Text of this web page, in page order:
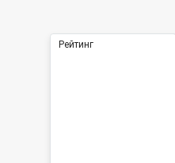
Рейтинг